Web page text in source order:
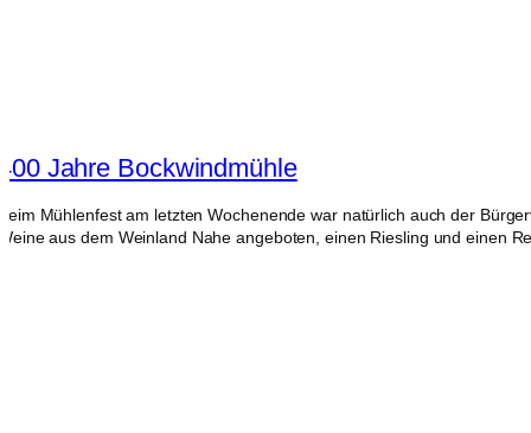
Jahre Bockwindmühle
Mühlenfest am letzten Wochenende war natürlich auch der
aus dem Weinland Nahe angeboten, einen Riesling und einen